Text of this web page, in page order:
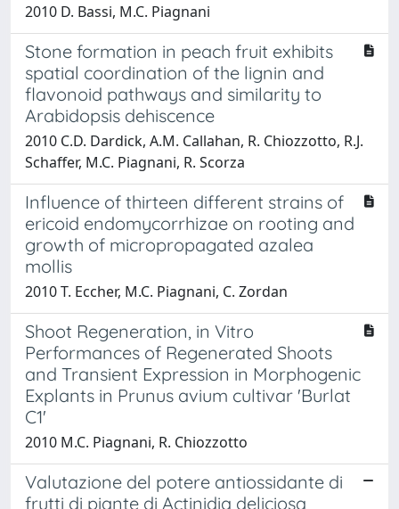
2010 D. Bassi, M.C. Piagnani
Stone formation in peach fruit exhibits
spatial coordination of the lignin and
flavonoid pathways and similarity to
Arabidopsis dehiscence
2010 C.D. Dardick, A.M. Callahan, R. Chiozzotto, R.J.
Schaffer, M.C. Piagnani, R. Scorza
Influence of thirteen different strains of
ericoid endomycorrhizae on rooting and
growth of micropropagated azalea
mollis
2010 T. Eccher, M.C. Piagnani, C. Zordan
Shoot Regeneration, in Vitro
Performances of Regenerated Shoots
and Transient Expression in Morphogenic
Explants in Prunus avium cultivar 'Burlat
C1'
2010 M.C. Piagnani, R. Chiozzotto
Valutazione del potere antiossidante di
frutti di piante di Actinidia deliciosa